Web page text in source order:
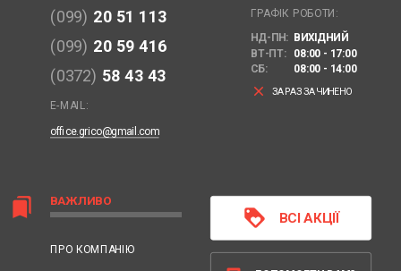
bookmarks ВАЖЛИВО
ПРО КОМПАНІЮ
(099) 20 51 113
(099) 20 59 416
(0372) 58 43 43
E-MAIL:
office.grico@gmail.com
ГРАФІК РОБОТИ:
НД-ПН: ВИХІДНИЙ
ВТ-ПТ:
08:00 - 17:00
СБ:
08:00 - 14:00
clear ЗАРАЗ ЗАЧИНЕНО
loyalty ВСІ АКЦІЇ